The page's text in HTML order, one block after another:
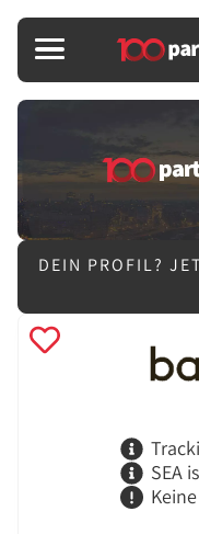
DEIN PROFIL?
SEA